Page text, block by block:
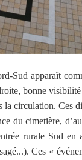
Sud apparaît
bonne
la circulation. Ces
du cimetière,
rurale Sud en
Ces «